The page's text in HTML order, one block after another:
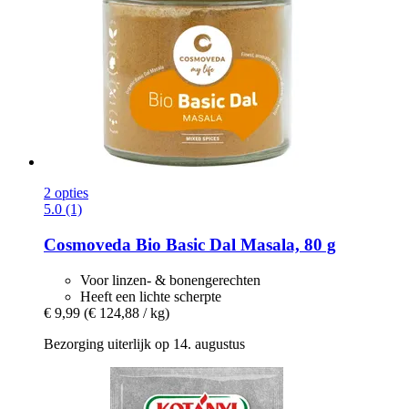
2 opties
5.0 (1)
Cosmoveda Bio Basic Dal Masala, 80 g
Voor linzen- & bonengerechten
Heeft een lichte scherpte
€ 9,99 (€ 124,88 / kg)
Bezorging uiterlijk op 14. augustus